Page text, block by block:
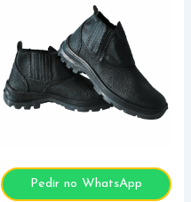
Pedir no WhatsApp